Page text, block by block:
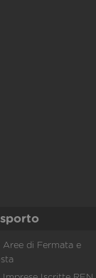
Aree di Fermata e